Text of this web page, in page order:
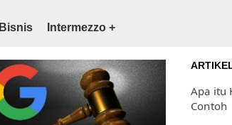
Bisnis Intermezzo +
Apa itu
Contoh